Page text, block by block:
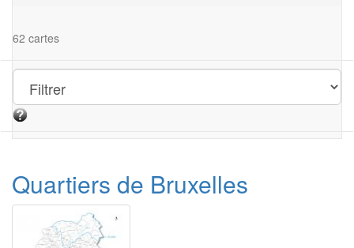
62 cartes
Quartiers de Bruxelles